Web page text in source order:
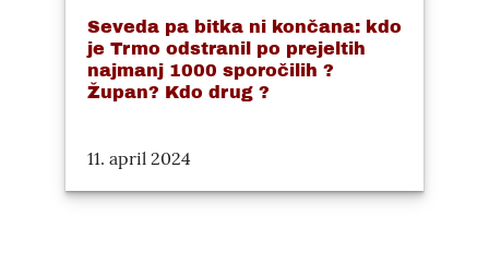
Seveda pa bitka ni končana: kdo
je Trmo odstranil po prejeltih
najmanj 1000 sporočilih ?
Župan? Kdo drug ?
11. april 2024